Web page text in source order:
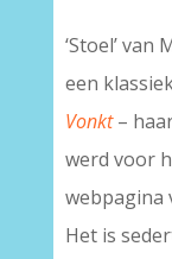
‘Stoel’
een
Vonkt–
werd voor
webpagina
Het is